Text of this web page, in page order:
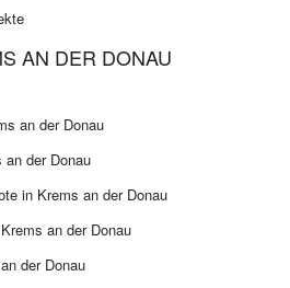
AN DER DONAU
an der Donau
der Donau
in Krems an der Donau
an der Donau
der Donau